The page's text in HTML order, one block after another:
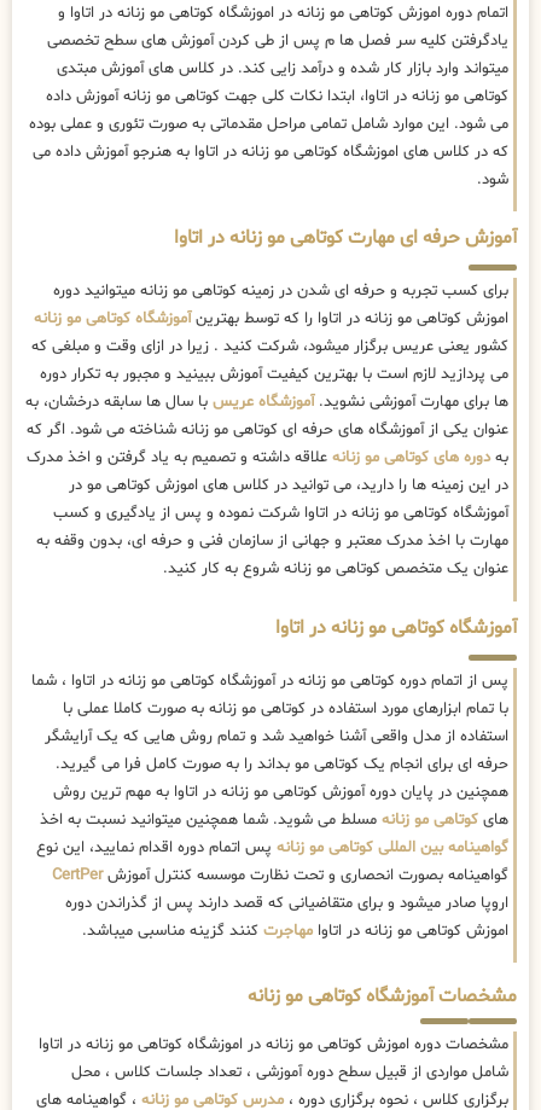
اتمام دوره اموزش کوتاهی مو زنانه در اموزشگاه کوتاهی مو زنانه در اتاوا و
یادگرفتن کلیه سر فصل ها م پس از طی کردن آموزش های سطح تخصصی
میتواند وارد بازار کار شده و درآمد زایی کند. در کلاس های آموزش مبتدی
کوتاهی مو زنانه در اتاوا، ابتدا نکات کلی جهت کوتاهی مو زنانه آموزش داده
می شود. این موارد شامل تمامی مراحل مقدماتی به صورت تئوری و عملی بوده
که در کلاس های اموزشگاه کوتاهی مو زنانه در اتاوا به هنرجو آموزش داده می
شود.
آموزش حرفه ای مهارت کوتاهی مو زنانه در اتاوا
برای کسب تجربه و حرفه ای شدن در زمینه کوتاهی مو زنانه میتوانید دوره
اموزش کوتاهی مو زنانه در اتاوا را که توسط بهترینآموزشگاه کوتاهی مو زنانه
کشور یعنی عریس برگزار میشود، شرکت کنید . زیرا در ازای وقت و مبلغی که
می پردازید لازم است با بهترین کیفیت آموزش ببینید و مجبور به تکرار دوره
ها برای مهارت آموزشی نشوید.آموزشگاه عریس با سال ها سابقه درخشان، به
عنوان یکی از آموزشگاه های حرفه ای کوتاهی مو زنانه شناخته می شود. اگر که
بهدوره های کوتاهی مو زنانه علاقه داشته و تصمیم به یاد گرفتن و اخذ مدرک
در این زمینه ها را دارید، می توانید در کلاس های اموزش کوتاهی مو در
آموزشگاه کوتاهی مو زنانه در اتاوا شرکت نموده و پس از یادگیری و کسب
مهارت با اخذ مدرک معتبر و جهانی از سازمان فنی و حرفه ای، بدون وقفه به
عنوان یک متخصص کوتاهی مو زنانه شروع به کار کنید.
آموزشگاه کوتاهی مو زنانه در اتاوا
پس از اتمام دوره کوتاهی مو زنانه در آموزشگاه کوتاهی مو زنانه در اتاوا ، شما
با تمام ابزارهای مورد استفاده در کوتاهی مو زنانه به صورت کاملا عملی با
استفاده از مدل واقعی آشنا خواهید شد و تمام روش هایی که یک آرایشگر
حرفه ای برای انجام یک کوتاهی مو بداند را به صورت کامل فرا می گیرید.
همچنین در پایان دوره آموزش کوتاهی مو زنانه در اتاوا به مهم ترین روش
های کوتاهی مو زنانه مسلط می شوید. شما همچنین میتوانید نسبت به اخذ
گواهینامه بین المللی کوتاهی مو زنانه پس اتمام دوره اقدام نمایید، این نوع
گواهینامه بصورت انحصاری و تحت نظارت موسسه کنترل آموزشCertPer
اروپا صادر میشود و برای متقاضیانی که قصد دارند پس از گذراندن دوره
اموزش کوتاهی مو زنانه در اتاوا مهاجرت کنند گزینه مناسبی میباشد.
مشخصات آموزشگاه کوتاهی مو زنانه
مشخصات دوره اموزش کوتاهی مو زنانه در اموزشگاه کوتاهی مو زنانه در اتاوا
شامل مواردی از قبیل سطح دوره آموزشی ، تعداد جلسات کلاس ، محل
برگزاری کلاس ، نحوه برگزاری دوره ، مدرس کوتاهی مو زنانه ، گواهینامه های